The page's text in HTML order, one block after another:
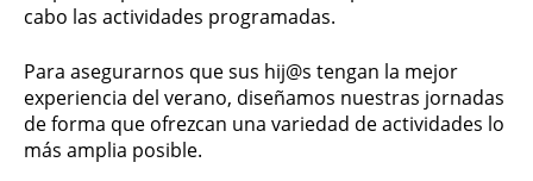
cabo las actividades programadas.
Para asegurarnos que sus hij@s tengan la mejor
experiencia del verano, diseñamos nuestras jornadas
de forma que ofrezcan una variedad de actividades lo
más amplia posible.